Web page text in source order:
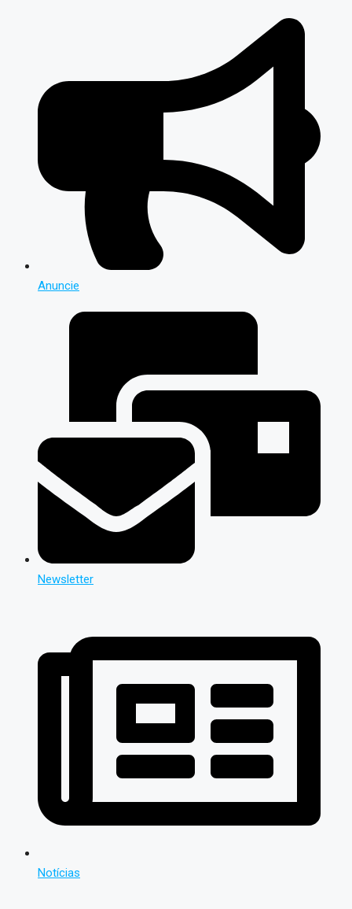
Anuncie
Newsletter
Notícias